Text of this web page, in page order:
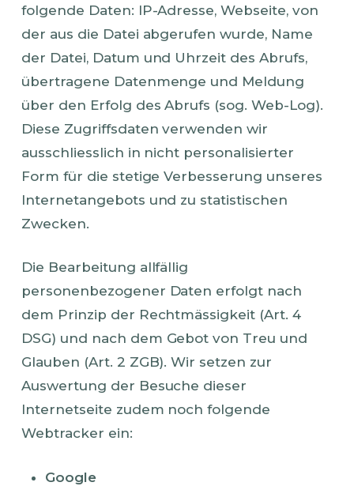
folgende Daten: IP-Adresse, Webseite, von
der aus die Datei abgerufen wurde, Name
der Datei, Datum und Uhrzeit des Abrufs,
übertragene Datenmenge und Meldung
über den Erfolg des Abrufs (sog. Web-Log).
Diese Zugriffsdaten verwenden wir
ausschliesslich in nicht personalisierter
Form für die stetige Verbesserung unseres
Internetangebots und zu statistischen
Zwecken.
Die Bearbeitung allfällig
personenbezogener Daten erfolgt nach
dem Prinzip der Rechtmässigkeit (Art. 4
DSG) und nach dem Gebot von Treu und
Glauben (Art. 2 ZGB). Wir setzen zur
Auswertung der Besuche dieser
Internetseite zudem noch folgende
Webtracker ein:
Google